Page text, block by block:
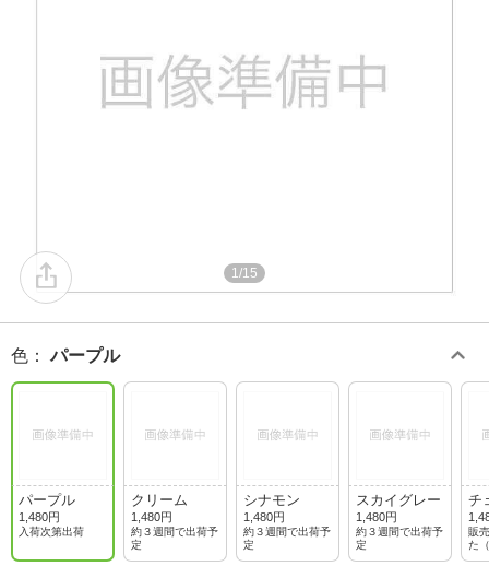
1/15
色 ：パープル
パープル
1,480円
入荷次第出荷
クリーム
1,480円
約３週間で出荷予
定
シナモン
1,480円
約３週間で出荷予
定
スカイグレー
1,480円
約３週間で出荷予
定
チ
販
た